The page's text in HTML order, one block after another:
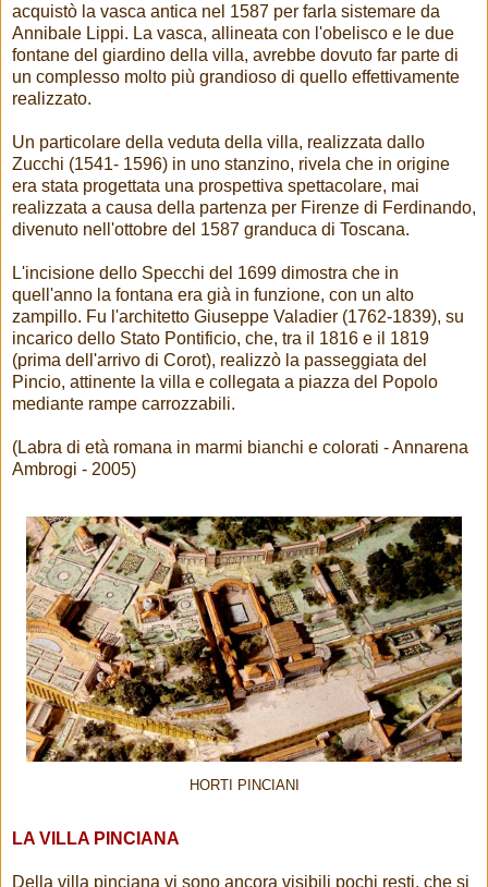
acquistò la vasca antica nel 1587 per farla sistemare da
Annibale Lippi. La vasca, allineata con l'obelisco e le due
fontane del giardino della villa, avrebbe dovuto far parte di
un complesso molto più grandioso di quello effettivamente
realizzato.
Un particolare della veduta della villa, realizzata dallo
Zucchi (1541- 1596) in uno stanzino, rivela che in origine
era stata progettata una prospettiva spettacolare, mai
realizzata a causa della partenza per Firenze di Ferdinando,
divenuto nell'ottobre del 1587 granduca di Toscana.
L'incisione dello Specchi del 1699 dimostra che in
quell'anno la fontana era già in funzione, con un alto
zampillo. Fu l'architetto Giuseppe Valadier (1762-1839), su
incarico dello Stato Pontificio, che, tra il 1816 e il 1819
(prima dell'arrivo di Corot), realizzò la passeggiata del
Pincio, attinente la villa e collegata a piazza del Popolo
mediante rampe carrozzabili.
(Labra di età romana in marmi bianchi e colorati - Annarena
Ambrogi - 2005)
HORTI PINCIANI
LA VILLA PINCIANA
Della villa pinciana vi sono ancora visibili pochi resti, che si